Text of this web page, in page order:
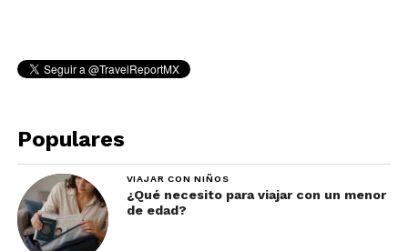
Populares
VIAJAR CON NIÑOS
¿Qué necesito para viajar con un menor
de edad?